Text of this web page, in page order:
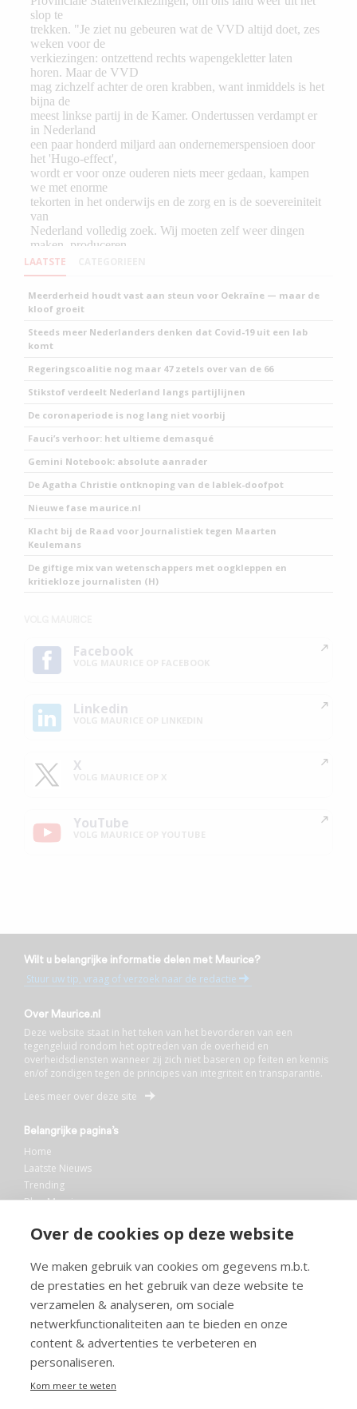
Over de cookies op deze website
We maken gebruik van cookies om gegevens m.b.t.
de prestaties en het gebruik van deze website te
verzamelen & analyseren, om sociale
netwerkfunctionaliteiten aan te bieden en onze
content & advertenties te verbeteren en
personaliseren.
Kom meer te weten
LAATSTE
Meerderheid houdt vast aan steun voor Oekraïne — maar de
kloof groeit
Steeds meer Nederlanders denken dat Covid-19 uit een lab
komt
Regeringscoalitie nog maar 47 zetels over van de 66
Stikstof verdeelt Nederland langs partijlijnen
De coronaperiode is nog lang niet voorbij
Fauci’s verhoor: het ultieme demasqué
Gemini Notebook: absolute aanrader
De Agatha Christie ontknoping van de lablek-doofpot
Nieuwe fase maurice.nl
Klacht bij de Raad voor Journalistiek tegen Maarten
Keulemans
De giftige mix van wetenschappers met oogkleppen en
kritiekloze journalisten (H)
Facebook
Linkedin
X
YouTube
Wilt u belangrijke informatie delen met Maurice?
Stuur uw tip, vraag of verzoek naar de redactie
Over Maurice.nl
Deze website staat in het teken van het bevorderen van een
tegengeluid rondom het optreden van de overheid en
overheidsdiensten wanneer zij zich niet baseren op feiten en kennis
en/of zondigen tegen de principes van integriteit en transparantie.
Lees meer over deze site
Belangrijke pagina’s
Home
Laatste Nieuws
Trending
Blog Maurice
Bibliotheek
Info en service
FAQ
Doneren
Privacy
Voorwaarden
Meedoen